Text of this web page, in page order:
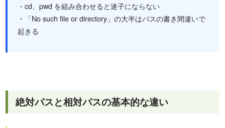
・cd、pwd を組み合わせると迷子にならない
・「No such file or directory」の大半はパスの書き間違いで
起きる
絶対パスと相対パスの基本的な違い